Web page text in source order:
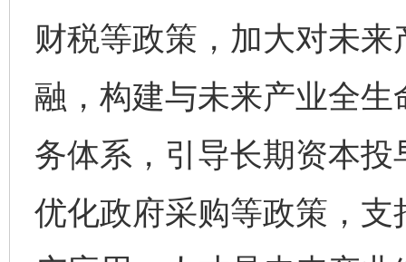
财税等政策，加大对未
融，构建与未来产业全
务体系，引导长期资本
优化政府采购等政策，